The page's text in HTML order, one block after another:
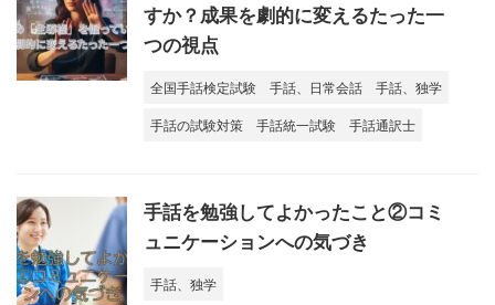
すか？成果を劇的に変えるたった一
つの視点
全国手話検定試験 手話、日常会話
手話、独学
手話の試験対策
手話統一試験 手話通訳士
手話を勉強してよかったこと②コミ
ュニケーションへの気づき
手話、独学